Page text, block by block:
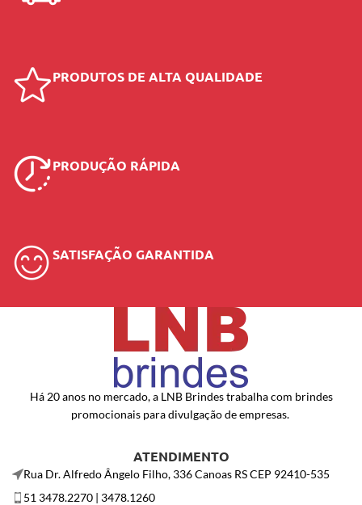
PRODUTOS DE ALTA QUALIDADE
PRODUÇÃO RÁPIDA
SATISFAÇÃO GARANTIDA
Há 20 anos no mercado, a LNB Brindes trabalha com brindes
promocionais para divulgação de empresas.
ATENDIMENTO
Rua Dr. Alfredo Ângelo Filho, 336 Canoas RS CEP 92410-535
51 3478.2270 | 3478.1260